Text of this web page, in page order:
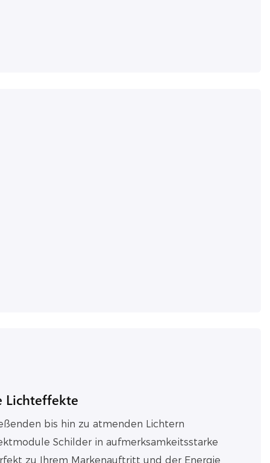
Lichteffekte
bis hin zu atmenden Lichtern
Schilder in aufmerksamkeitsstarke
zu Ihrem Markenauftritt und der Energie